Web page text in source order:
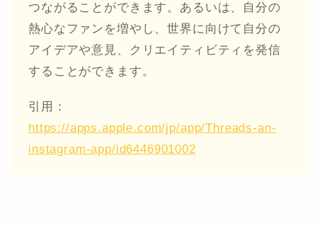
つながることができます。あるいは、自分の
熱心なファンを増やし、世界に向けて自分の
アイデアや意見、クリエイティビティを発信
することができます。
引用：
https://apps.apple.com/jp/app/Threads-an-
instagram-app/id6446901002